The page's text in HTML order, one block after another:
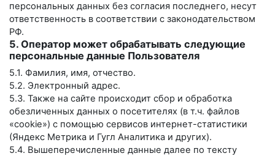
персональных данных без согласия последнего, несут
ответственность в соответствии с законодательством
РФ.
5. Оператор может обрабатывать следующие
персональные данные Пользователя
5.1. Фамилия, имя, отчество.
5.2. Электронный адрес.
5.3. Также на сайте происходит сбор и обработка
обезличенных данных о посетителях (в т.ч. файлов
«cookie») с помощью сервисов интернет-статистики
(Яндекс Метрика и Гугл Аналитика и других).
5.4. Вышеперечисленные данные далее по тексту